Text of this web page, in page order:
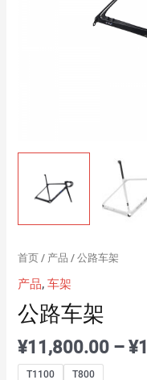
首页 / 产品 / 公路车架
产品,车架
公路车架
¥11,800.00 –¥
T1100 T800